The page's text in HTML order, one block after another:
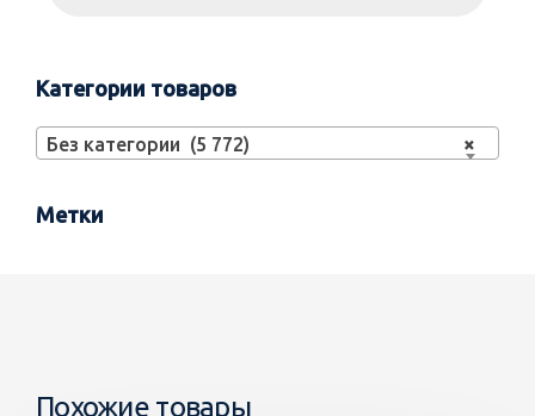
Категории товаров
×
Без категории (5 772)
Метки
Похожие товары